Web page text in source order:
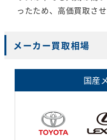
ったため、高価買取さ
メーカー買取相場
国産